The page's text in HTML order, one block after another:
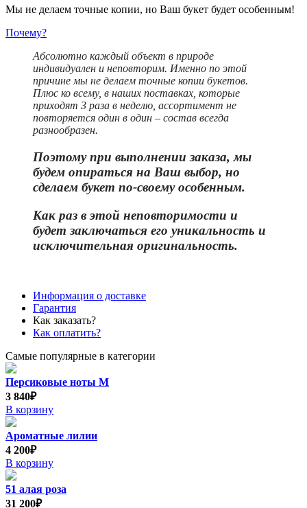
Мы не делаем точные копии, но Ваш букет будет особенным!
Почему?
Абсолютно каждый объект в природе
индивидуален и неповторим. Именно по этой
причине мы не делаем точные копии букетов.
Плюс ко всему, в наших поставках, которые
приходят 3 раза в неделю, ассортимент не
повторяется один в один – состав всегда
разнообразен.
Поэтому при выполнении заказа, мы
будем опираться на Ваш выбор, но
сделаем букет по-своему особенным.
Как раз в этой неповторимости и
будет заключаться его уникальность и
исключительная оригинальность.
Информация о доставке
Гарантия
Как заказать?
Как оплатить?
Самые популярные в категории
Персиковые ноты М
3 840₽
В корзину
Ароматные лилии
4 200₽
В корзину
51 алая роза
31 200₽